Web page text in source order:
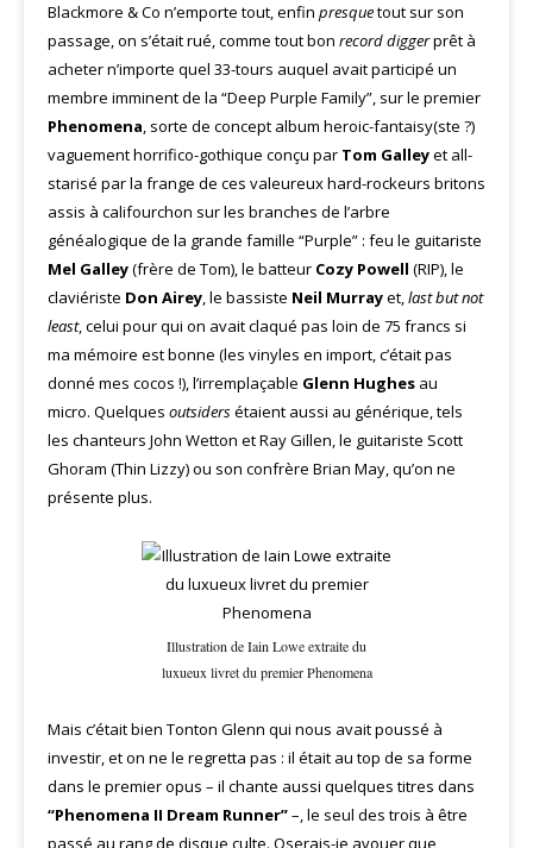
Blackmore & Co n’emporte tout, enfin presquetout sur son
passage, on s’était rué, comme tout bon record diggerprêt à
acheter n’importe quel 33-tours auquel avait participé un
membre imminent de la “Deep Purple Family”, sur le premier
Phenomena, sorte de concept album heroic-fantaisy(ste ?)
vaguement horrifico-gothique conçu par Tom Galleyet all-
starisé par la frange de ces valeureux hard-rockeurs britons
assis à califourchon sur les branches de l’arbre
généalogique de la grande famille “Purple” : feu le guitariste
Mel Galley(frère de Tom), le batteur Cozy Powell (RIP), le
claviériste Don Airey, le bassiste Neil Murrayet,last but not
least, celui pour qui on avait claqué pas loin de 75 francs si
ma mémoire est bonne (les vinyles en import, c’était pas
donné mes cocos !), l’irremplaçable Glenn Hughes au
micro. Quelques outsidersétaient aussi au générique, tels
les chanteurs John Wetton et Ray Gillen, le guitariste Scott
Ghoram (Thin Lizzy) ou son confrère Brian May, qu’on ne
présente plus.
Illustration de Iain Lowe extraite du
luxueux livret du premier Phenomena
Mais c’était bien Tonton Glenn qui nous avait poussé à
investir, et on ne le regretta pas : il était au top de sa forme
dans le premier opus – il chante aussi quelques titres dans
“Phenomena II Dream Runner”–, le seul des trois à être
passé au rang de disque culte. Oserais-je avouer que